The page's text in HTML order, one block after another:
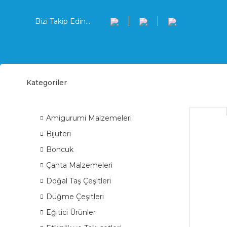
Bizi Takip Edin...
Kategoriler
ÜRÜN GRUPLARI
Amigurumi Malzemeleri
Bijuteri
Boncuk
Çanta Malzemeleri
Doğal Taş Çeşitleri
Düğme Çeşitleri
Eğitici Ürünler